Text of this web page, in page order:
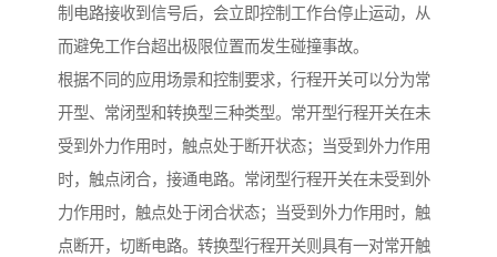
制电路接收到信号后，会立即控制工作台停止运动，从
而避免工作台超出极限位置而发生碰撞事故。
根据不同的应用场景和控制要求，行程开关可以分为常
开型、常闭型和转换型三种类型。常开型行程开关在未
受到外力作用时，触点处于断开状态；当受到外力作用
时，触点闭合，接通电路。常闭型行程开关在未受到外
力作用时，触点处于闭合状态；当受到外力作用时，触
点断开，切断电路。转换型行程开关则具有一对常开触